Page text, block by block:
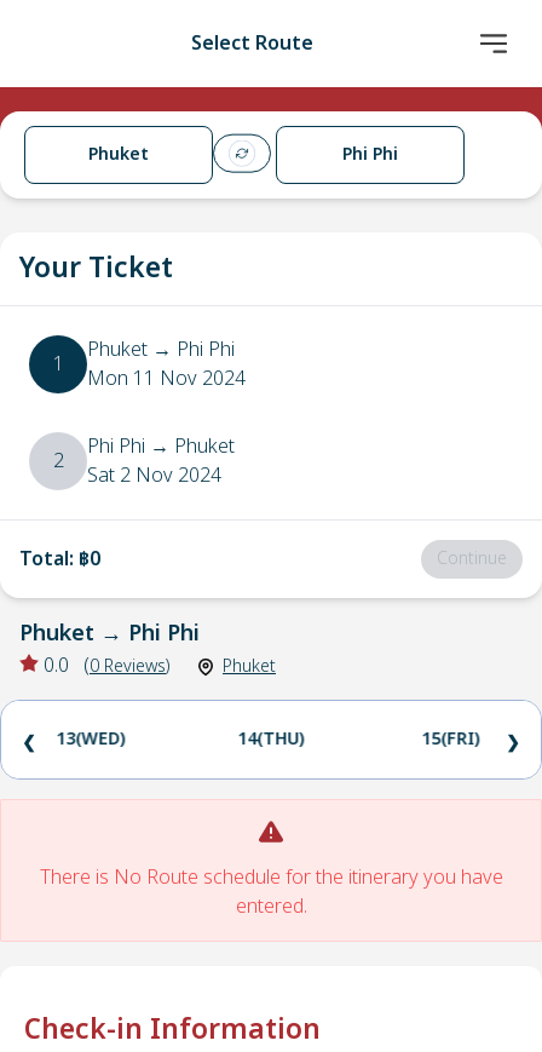
Select Route
Phuket Phi Phi
Your Ticket
1 Phuket → Phi Phi
Mon 11 Nov 2024
2 Phi Phi → Phuket
Sat 2 Nov 2024
Total: ฿0 Continue
Phuket → Phi Phi
0.0 (0 Reviews) Phuket
13(WED) 14(THU) 15(FRI)
❮ ❯
There is No Route schedule for the itinerary you have
entered.
Check-in Information